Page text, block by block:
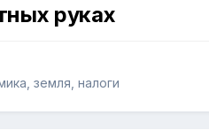
руках
земля, налоги